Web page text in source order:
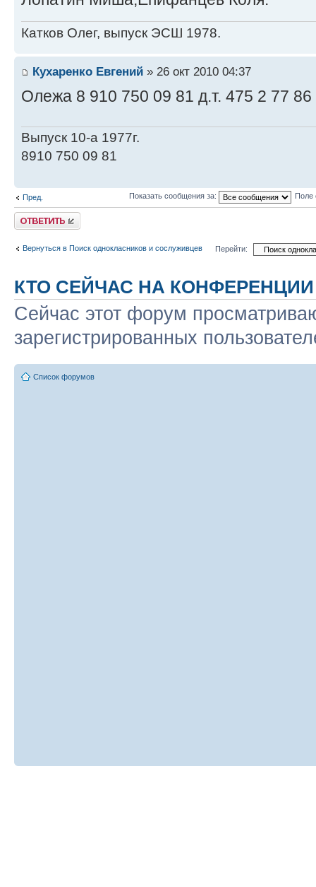
Катков Олег, выпуск ЭСШ 1978.
Кухаренко Евгений » 26 окт 2010 04:37
Олежа 8 910 750 09 81 д.т. 475 2 77
Выпуск 10-а 1977г.
8910 750 09 81
Пред. Показать сообщения за: Поле
Ответить
Вернуться в Поиск однокласников и сослуживцев Перейти:
КТО СЕЙЧАС НА КОНФЕРЕНЦИИ
Сейчас этот форум
зарегистрированных
Список форумов